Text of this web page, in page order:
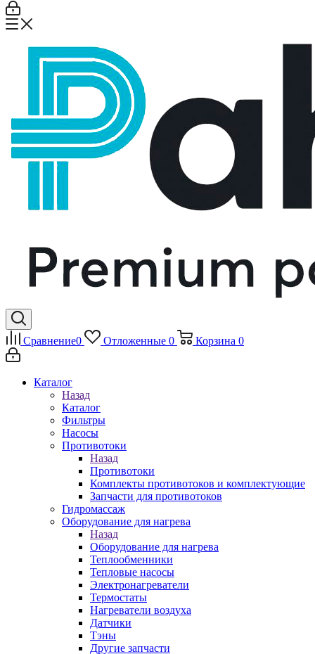
Сравнение0 Отложенные 0 Корзина 0
Каталог
Назад
Каталог
Фильтры
Насосы
Противотоки
Назад
Противотоки
Комплекты противотоков и комплектующие
Запчасти для противотоков
Гидромассаж
Оборудование для нагрева
Назад
Оборудование для нагрева
Теплообменники
Тепловые насосы
Электронагреватели
Термостаты
Нагреватели воздуха
Датчики
Тэны
Другие запчасти